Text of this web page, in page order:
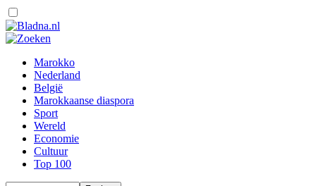
Marokko
Nederland
België
Marokkaanse diaspora
Sport
Wereld
Economie
Cultuur
Top 100